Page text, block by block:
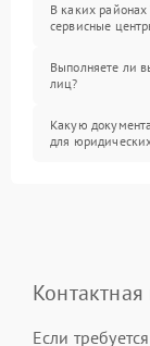
В каких районах
сервисные
Выполняете ли
лиц?
Какую
для
Если